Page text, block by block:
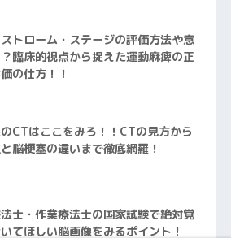
トローム・ステージの評価方法や意
臨床的視点から捉えた運動麻痺の正
の仕方！！
CTはここをみろ！！CTの見方から
脳梗塞の違いまで徹底網羅！
士・作業療法士の国家試験で絶対覚
てほしい脳画像をみるポイント！